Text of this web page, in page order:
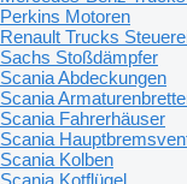
Perkins Motoren
Renault Trucks
Sachs Stoßdämpfer
Scania Abdeckungen
Scania
Scania Fahrerhäuser
Scania
Scania Kolben
Scania Kotflügel